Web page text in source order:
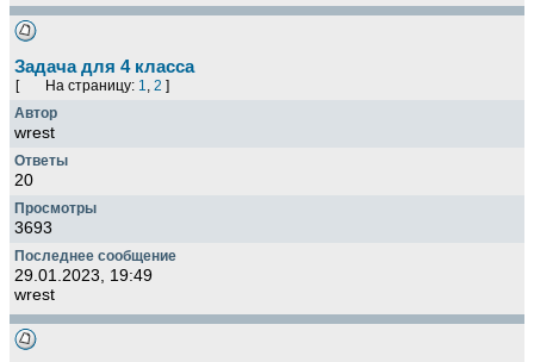
Задача для 4 класса
[ На страницу: 1, 2 ]
wrest
20
3693
29.01.2023, 19:49
wrest